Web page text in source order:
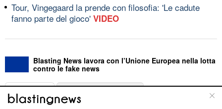
Tour, Vingegaard la prende con filosofia: 'Le cadute
fanno parte del gioco' VIDEO
Blasting News lavora con l’Unione Europea nella lotta
contro le fake news
ABOUT